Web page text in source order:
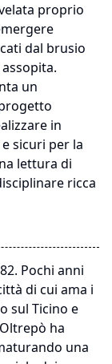
proprio
dal brusio
un
in
sicuri per la
lettura di
ricca
Pochi anni
di cui ama i
sul Ticino e
ha
una